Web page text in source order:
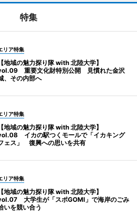
特集
リア特集
【地域の魅力探り隊 with 北陸大学】
重要文化財特別公開 見慣れた金沢
、その内部へ
リア特集
【地域の魅力探り隊 with 北陸大学】
イカの駅つくモールで「イカキング
ェス」 復興への思いを共有
リア特集
【地域の魅力探り隊 with 北陸大学】
大学生が「スポGOMI」で海岸のごみ
いを競い合う